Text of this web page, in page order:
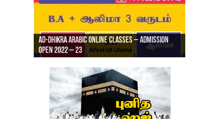
Ad-Dhikra Arabic Online Classes – Admission
Open 2022 – 23
Ad-Dhikra Arabic Online Classes – BA Arabic
AD DHIKRA ARABIC COLLEGE ADMISSION
ரியாத் ஜும்ஆ தமிழாக்கம், Jamia Al Hajiri
Masjid (Kuwait Masjid), Malaz, Riyadh